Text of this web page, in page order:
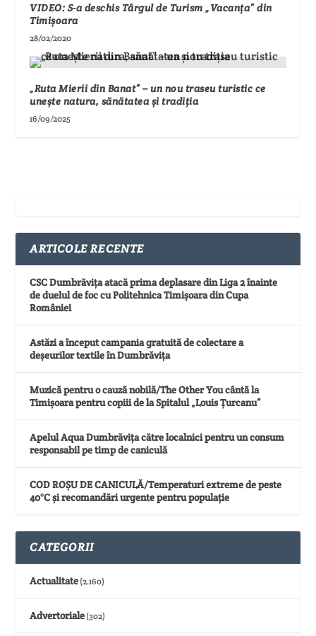
VIDEO: S-a deschis Târgul de Turism „Vacanța” din
Timișoara
28/02/2020
„Ruta Mierii din Banat” – un nou traseu turistic ce
unește natura, sănătatea și tradiția
16/09/2025
ARTICOLE RECENTE
CSC Dumbrăvița atacă prima deplasare din Liga 2 înainte
de duelul de foc cu Politehnica Timișoara din Cupa
României
Astăzi a început campania gratuită de colectare a
deșeurilor textile în Dumbrăvița
Muzică pentru o cauză nobilă/The Other You cântă la
Timișoara pentru copiii de la Spitalul „Louis Țurcanu”
Apelul Aqua Dumbrăvița către localnici pentru un consum
responsabil pe timp de caniculă
COD ROȘU DE CANICULĂ/Temperaturi extreme de peste
40°C și recomandări urgente pentru populație
CATEGORII
Actualitate (2.160)
Advertoriale (302)